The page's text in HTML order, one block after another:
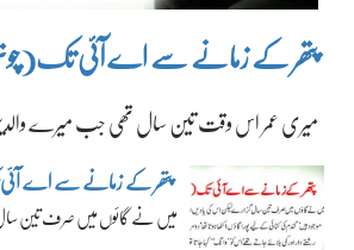
پتھر کے زمانے سے اے آئی
میری عمر اس وقت تین سال تھی جب میرے
پتھر کے زمانے سے اے
میں نے گائوں میں صرف تین